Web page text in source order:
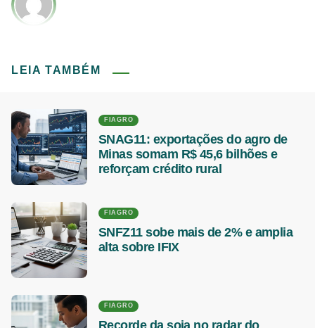
LEIA TAMBÉM
FIAGRO
SNAG11: exportações do agro de
Minas somam R$ 45,6 bilhões e
reforçam crédito rural
FIAGRO
SNFZ11 sobe mais de 2% e amplia
alta sobre IFIX
FIAGRO